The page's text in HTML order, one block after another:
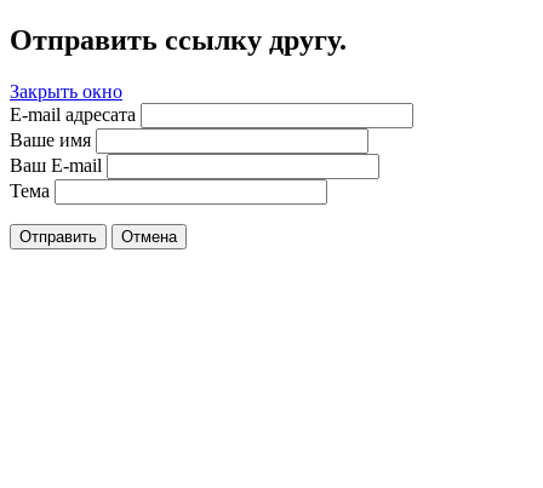
Отправить ссылку другу.
Закрыть окно
E-mail адресата
Ваше имя
Ваш E-mail
Тема
Отправить Отмена